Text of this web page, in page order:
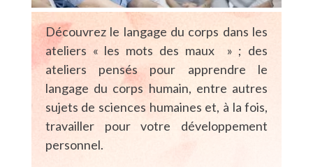
Découvrez le langage du corps dans les
ateliers « les mots des maux » ; des
ateliers pensés pour apprendre le
langage du corps humain, entre autres
sujets de sciences humaines et, à la fois,
travailler pour votre développement
personnel.